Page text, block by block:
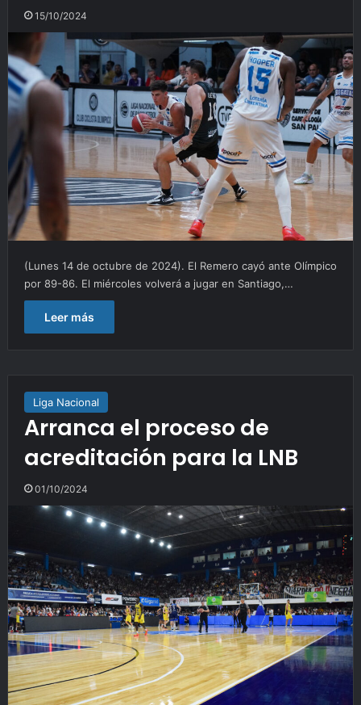
15/10/2024
(Lunes 14 de octubre de 2024). El Remero cayó ante Olímpico
por 89-86. El miércoles volverá a jugar en Santiago,…
Leer más
Liga Nacional
Arranca el proceso de
acreditación para la LNB
01/10/2024